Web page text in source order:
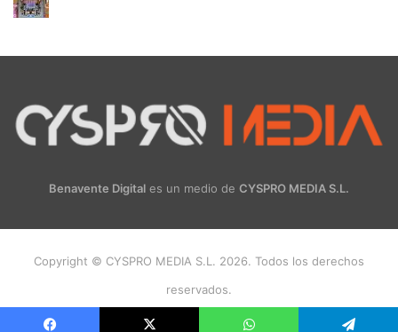
Benavente Digital es un medio de CYSPRO MEDIA S.L.
Copyright © CYSPRO MEDIA S.L. 2026. Todos los derechos
reservados.